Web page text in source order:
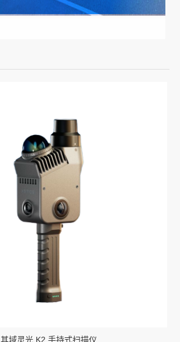
其域灵光 K2 手持式扫描仪